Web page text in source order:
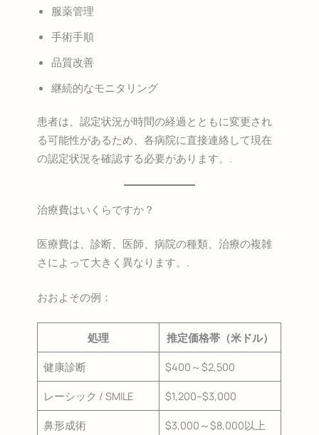
服薬管理
手術手順
品質改善
継続的なモニタリング
患者は、認定状況が時間の経過とともに変更され
る可能性があるため、各病院に直接連絡して現在
の認定状況を確認する必要があります。.
治療費はいくらですか？
医療費は、診断、医師、病院の種類、治療の複雑
さによって大きく異なります。.
おおよその例：
処理 推定価格帯（米ドル）
健康診断 $400～$2,500
レーシック / SMILE $1,200–$3,000
鼻形成術 $3,000～$8,000以上